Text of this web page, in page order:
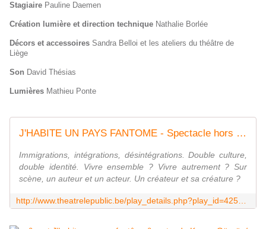
Stagiaire Pauline Daemen
Création lumière et direction technique Nathalie Borlée
Décors et accessoires Sandra Belloi et les ateliers du théâtre de
Liège
Son David Thésias
Lumières Mathieu Ponte
J'HABITE UN PAYS FANTOME - Spectacle hors abonnement
Immigrations, intégrations, désintégrations. Double culture,
double identité. Vivre ensemble ? Vivre autrement ? Sur
scène, un auteur et un acteur. Un créateur et sa créature ?